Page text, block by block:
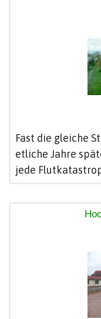
Fast die gleiche
etliche Jahre
jede